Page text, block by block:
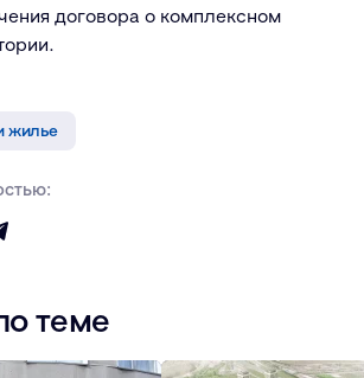
договора о комплексном
жилье
теме